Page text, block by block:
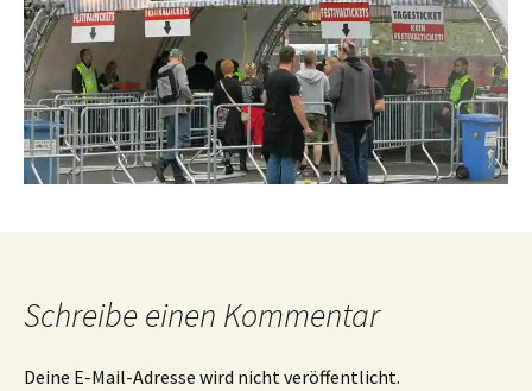
Schreibe einen Kommentar
Deine E-Mail-Adresse wird nicht veröffentlicht.